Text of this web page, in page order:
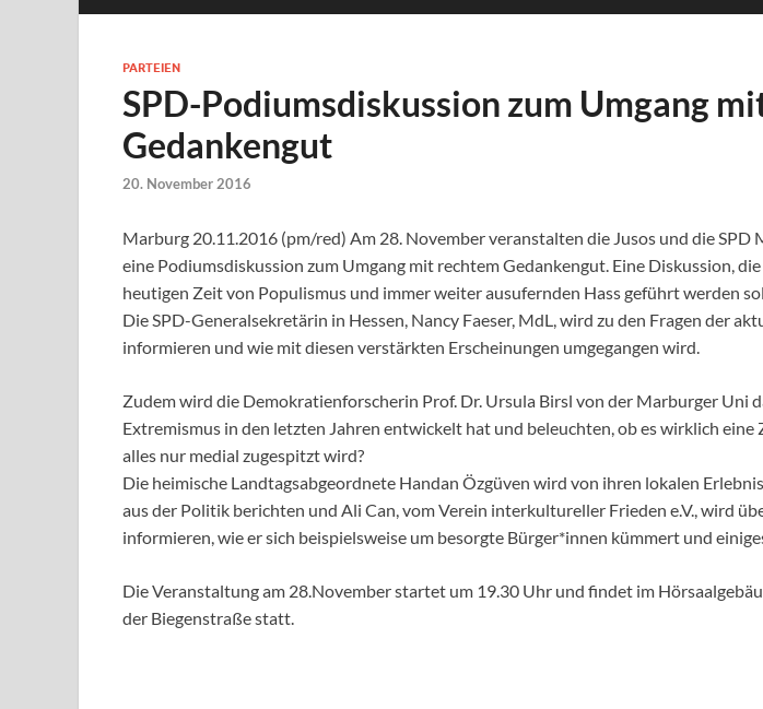
PARTEIEN
SPD-Podiumsdiskussion zum Umgang
Gedankengut
20. November 2016
Marburg 20.11.2016 (pm/red) Am 28. November veranstalten die Jusos und die
eine Podiumsdiskussion zum Umgang mit rechtem Gedankengut. Eine Diskussion,
heutigen Zeit von Populismus und immer weiter ausufernden Hass geführt werden
Die SPD-Generalsekretärin in Hessen, Nancy Faeser, MdL, wird zu den Fragen der
informieren und wie mit diesen verstärkten Erscheinungen umgegangen wird.
Zudem wird die Demokratienforscherin Prof. Dr. Ursula Birsl von der Marburger Uni
Extremismus in den letzten Jahren entwickelt hat und beleuchten, ob es wirklich eine
alles nur medial zugespitzt wird?
Die heimische Landtagsabgeordnete Handan Özgüven wird von ihren lokalen
aus der Politik berichten und Ali Can, vom Verein interkultureller Frieden e.V., wird
informieren, wie er sich beispielsweise um besorgte Bürger*innen kümmert und
Die Veranstaltung am 28.November startet um 19.30 Uhr und findet im
der Biegenstraße statt.